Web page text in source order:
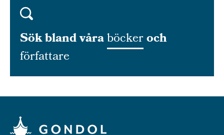
Sök bland våraböckeroch
författare